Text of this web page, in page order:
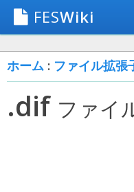
FESWiki
ホーム : ファイル拡張
.dif ファイ